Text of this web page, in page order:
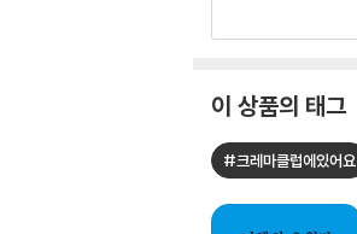
이 상품의 태그
#크레마클럽에있어요